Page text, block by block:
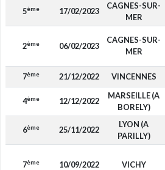
5ème 17/02/2023
CAGNES-SUR-
MER
2ème 06/02/2023
CAGNES-SUR-
MER
7ème 21/12/2022 VINCENNES
4ème 12/12/2022
MARSEILLE (A
BORELY)
6ème 25/11/2022
LYON (A
PARILLY)
7ème 10/09/2022 VICHY